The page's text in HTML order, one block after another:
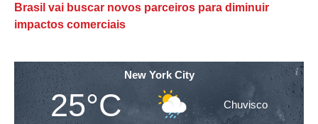
Brasil vai buscar novos parceiros para diminuir
impactos comerciais
New York City
25°C Chuvisco